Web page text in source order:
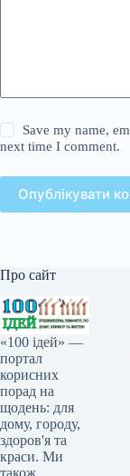
Save my name,
next time I comment.
Опублікувати
Про сайт
«100 ідей» —
портал
корисних
порад на
щодень: для
дому, городу,
здоров'я та
краси. Ми
також